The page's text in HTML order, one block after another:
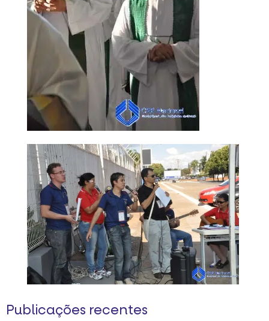
Publicações recentes